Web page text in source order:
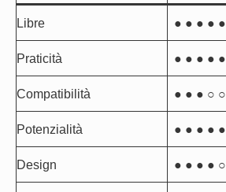
Libre ● ● ● ● ●
Praticità ● ● ● ● ●
Compatibilità ● ● ● ○ ○
Potenzialità ● ● ● ● ●
Design ● ● ● ● ○